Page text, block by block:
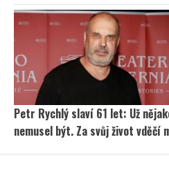
Petr Rychlý slaví 61 let: Už
nemusel být. Za svůj život vděčí